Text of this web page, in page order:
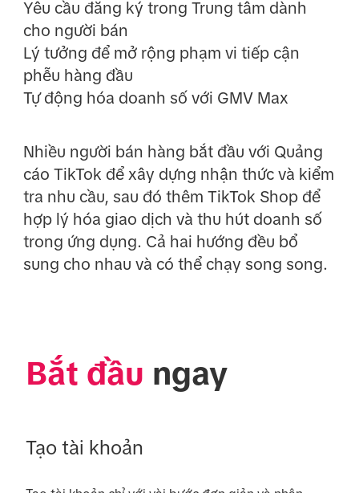
Yêu cầu đăng ký trong Trung tâm dành
cho người bán
Lý tưởng để mở rộng phạm vi tiếp cận
phễu hàng đầu
Tự động hóa doanh số với GMV Max
Nhiều người bán hàng bắt đầu với Quảng
cáo TikTok để xây dựng nhận thức và kiểm
tra nhu cầu, sau đó thêm TikTok Shop để
hợp lý hóa giao dịch và thu hút doanh số
trong ứng dụng. Cả hai hướng đều bổ
sung cho nhau và có thể chạy song song.
Bắt đầu ngay
Tạo tài khoản